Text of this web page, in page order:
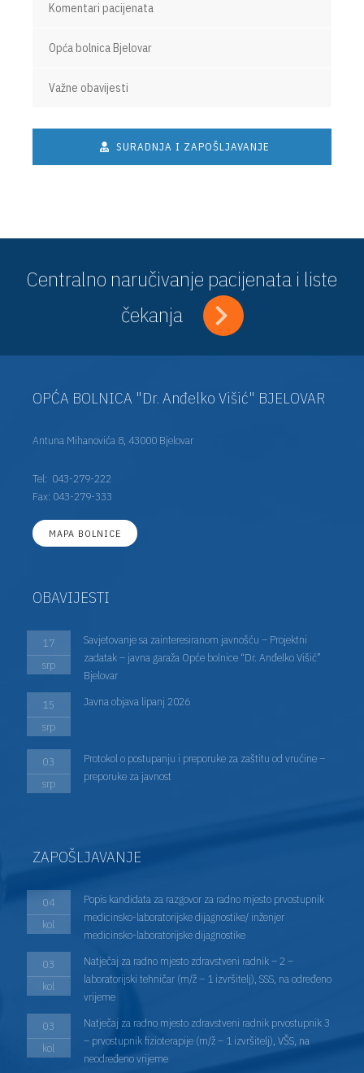
Komentari pacijenata
Opća bolnica Bjelovar
Važne obavijesti
SURADNJA I ZAPOŠLJAVANJE
Centralno naručivanje pacijenata i liste
čekanja
OPĆA BOLNICA "Dr. Anđelko Višić" BJELOVAR
Antuna Mihanovića 8, 43000 Bjelovar
Tel: 043-279-222
Fax: 043-279-333
MAPA BOLNICE
OBAVIJESTI
17
srp
Savjetovanje sa zainteresiranom javnošću – Projektni
zadatak – javna garaža Opće bolnice “Dr. Anđelko Višić”
Bjelovar
15
srp
Javna objava lipanj 2026
03
srp
Protokol o postupanju i preporuke za zaštitu od vrućine –
preporuke za javnost
ZAPOŠLJAVANJE
04
kol
Popis kandidata za razgovor za radno mjesto prvostupnik
medicinsko-laboratorijske dijagnostike/ inženjer
medicinsko-laboratorijske dijagnostike
03
kol
Natječaj za radno mjesto zdravstveni radnik – 2 –
laboratorijski tehničar (m/ž – 1 izvršitelj), SSS, na određeno
vrijeme
03
kol
Natječaj za radno mjesto zdravstveni radnik prvostupnik 3
– prvostupnik fizioterapije (m/ž – 1 izvršitelj), VŠS, na
neodređeno vrijeme